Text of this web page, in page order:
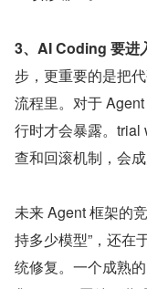
3、AI Coding 要进
步，更重要的是把
流程里。对于
行时才会暴露。trial
查和回滚机制，会
未来 Agent 框架的
持多少模型”，还在
统修复。一个成熟